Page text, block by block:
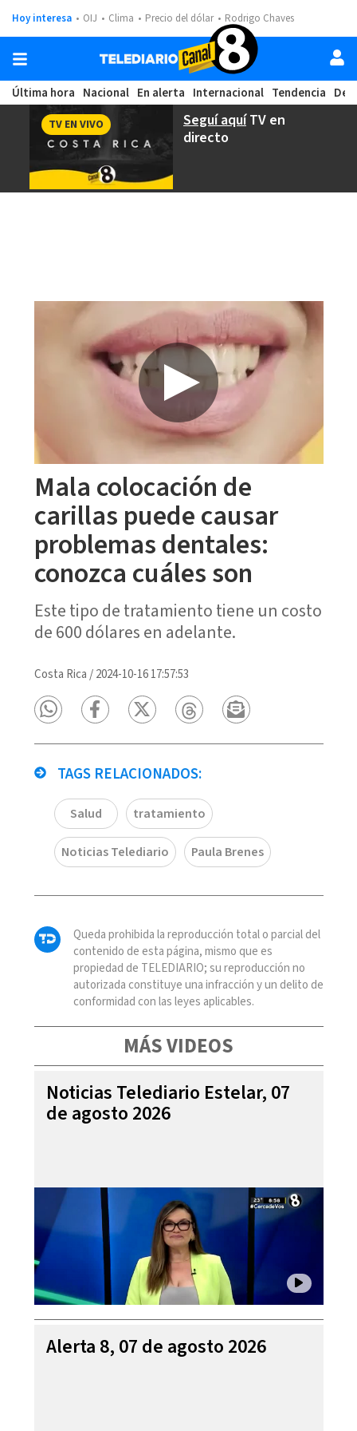
Hoy interesa OIJ Clima Precio del dólar Rodrigo Chaves
Última hora Nacional En alerta Internacional Tendencia
Seguí aquíTV en
directo
TV EN VIVO
Mala colocación de
carillas puede causar
problemas dentales:
conozca cuáles son
Este tipo de tratamiento tiene un costo
de 600 dólares en adelante.
Costa Rica /2024-10-16 17:57:53
TAGS RELACIONADOS:
Salud tratamiento
Noticias Telediario Paula Brenes
Queda prohibida la reproducción total o parcial del
contenido de esta página, mismo que es
propiedad de TELEDIARIO; su reproducción no
autorizada constituye una infracción y un delito de
conformidad con las leyes aplicables.
MÁS VIDEOS
Noticias Telediario Estelar, 07
de agosto 2026
Alerta 8, 07 de agosto 2026